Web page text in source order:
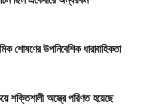
শোষণের উপনিবেশিক ধারাবাহিকতা
শক্তিশালী অস্ত্রে পরিণত হয়েছে